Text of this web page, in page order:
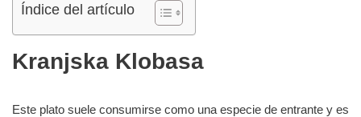
Índice del artículo
Kranjska Klobasa
Este plato suele consumirse como una especie de entrante y es